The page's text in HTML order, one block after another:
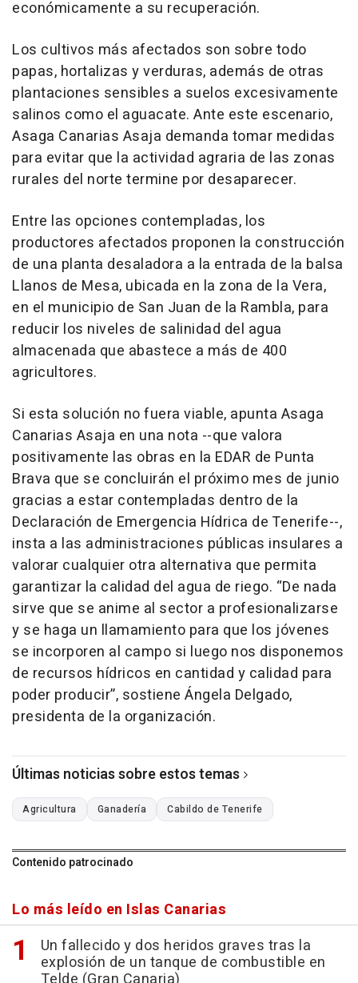
económicamente a su recuperación.
Los cultivos más afectados son sobre todo
papas, hortalizas y verduras, además de otras
plantaciones sensibles a suelos excesivamente
salinos como el aguacate. Ante este escenario,
Asaga Canarias Asaja demanda tomar medidas
para evitar que la actividad agraria de las zonas
rurales del norte termine por desaparecer.
Entre las opciones contempladas, los
productores afectados proponen la construcción
de una planta desaladora a la entrada de la balsa
Llanos de Mesa, ubicada en la zona de la Vera,
en el municipio de San Juan de la Rambla, para
reducir los niveles de salinidad del agua
almacenada que abastece a más de 400
agricultores.
Si esta solución no fuera viable, apunta Asaga
Canarias Asaja en una nota --que valora
positivamente las obras en la EDAR de Punta
Brava que se concluirán el próximo mes de junio
gracias a estar contempladas dentro de la
Declaración de Emergencia Hídrica de Tenerife--,
insta a las administraciones públicas insulares a
valorar cualquier otra alternativa que permita
garantizar la calidad del agua de riego. “De nada
sirve que se anime al sector a profesionalizarse
y se haga un llamamiento para que los jóvenes
se incorporen al campo si luego nos disponemos
de recursos hídricos en cantidad y calidad para
poder producir”, sostiene Ángela Delgado,
presidenta de la organización.
Últimas noticias sobre estos temas
Agricultura Ganadería Cabildo de Tenerife
Contenido patrocinado
Lo más leído en Islas Canarias
Un fallecido y dos heridos graves tras la
explosión de un tanque de combustible en